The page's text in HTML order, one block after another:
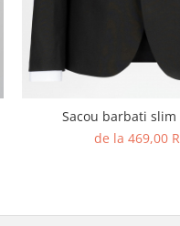
Sacou barbati
de la 469,00